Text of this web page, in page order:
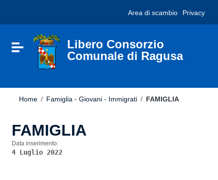
sito
include
Vai al footer
Area di scambio Privacy
Attiva / disattiva la navigazione
Libero Consorzio
Comunale di Ragusa
Home / Famiglia - Giovani - Immigrati / FAMIGLIA
FAMIGLIA
Data inserimento:
4 Luglio 2022